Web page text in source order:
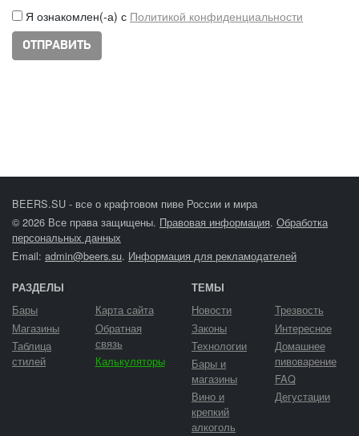
Я ознакомлен(-а) с Политикой конфиденциальности
BEERS.SU - все о крафтовом пиве России и мира
© 2026 Все права защищены. Правовая информация. Обработка
персональных данных
Email: admin@beers.su. Информация для рекламодателей
РАЗДЕЛЫ
Бары
Магазины
Таблица
стилей
Карта сайта
Обратная
связь
Калькуляторы
ТЕМЫ
Новости
Законы
Технологии
Бары и
магазины
Вино и
крепкий
алкоголь
Трезвость
Интересное
Домашнее
пивоварение
FAQ
Дегустации